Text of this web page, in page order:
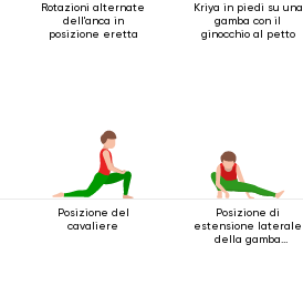
Rotazioni alternate
dell'anca in
posizione eretta
Kriya in piedi su una
gamba con il
ginocchio al petto
Posizione del
cavaliere
Posizione di
estensione laterale
della gamba